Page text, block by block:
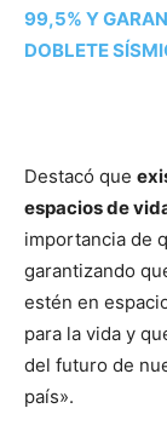
99,5% Y
DOBLETE
Destacó que
espacios de
importancia de
garantizando
estén en
para la vida y
del futuro de
país».